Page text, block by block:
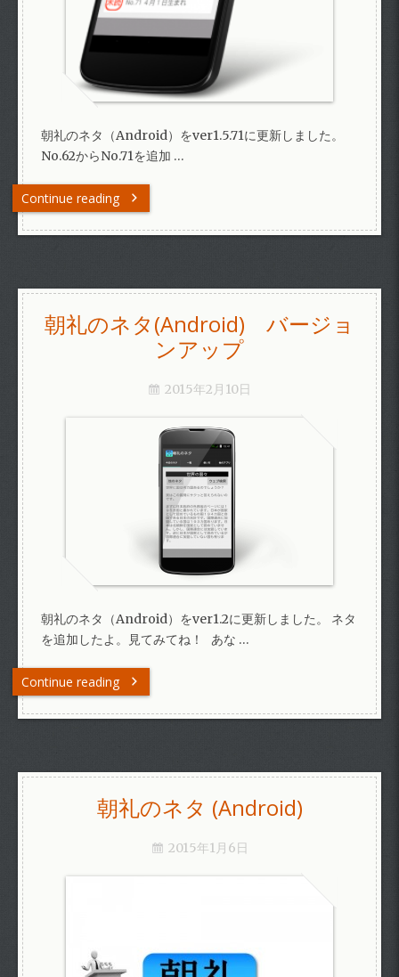
朝礼のネタ（Android）をver1.5.71に更新しました。
No.62からNo.71を追加 …
Continue reading
朝礼のネタ(Android) バージョ
ンアップ
2015年2月10日
朝礼のネタ（Android）をver1.2に更新しました。 ネタ
を追加したよ。見てみてね！ あな …
Continue reading
朝礼のネタ (Android)
2015年1月6日